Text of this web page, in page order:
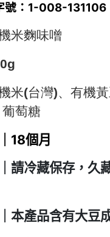
號：1-008-131106
米麴味噌
米(台灣)、有機
萄糖
18個月
請冷藏保存， 久
本產品含有大豆